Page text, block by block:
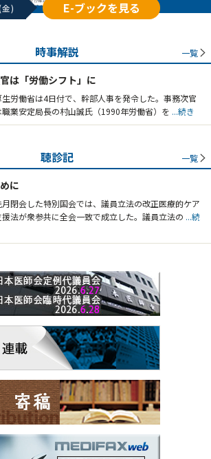
) E-ブックを見る
時事解説 一覧
は「労働シフト」に
労働省は4日付で、幹部人事を発令した。事務次官
職業安定局長の村山誠氏（1990年労働省）を ...続き
聴診記 一覧
に
閉会した特別国会では、議員立法の改正医療的ケア
援法が衆参共に全会一致で成立した。議員立法の ...続